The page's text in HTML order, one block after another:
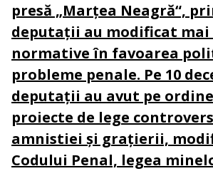
presă „Marțea Neagră“,
deputații au modificat mai
normative în favoarea
probleme penale. Pe 10
deputații au avut pe
pro­iecte de lege
amnistiei și grațierii,
Codului Penal, legea